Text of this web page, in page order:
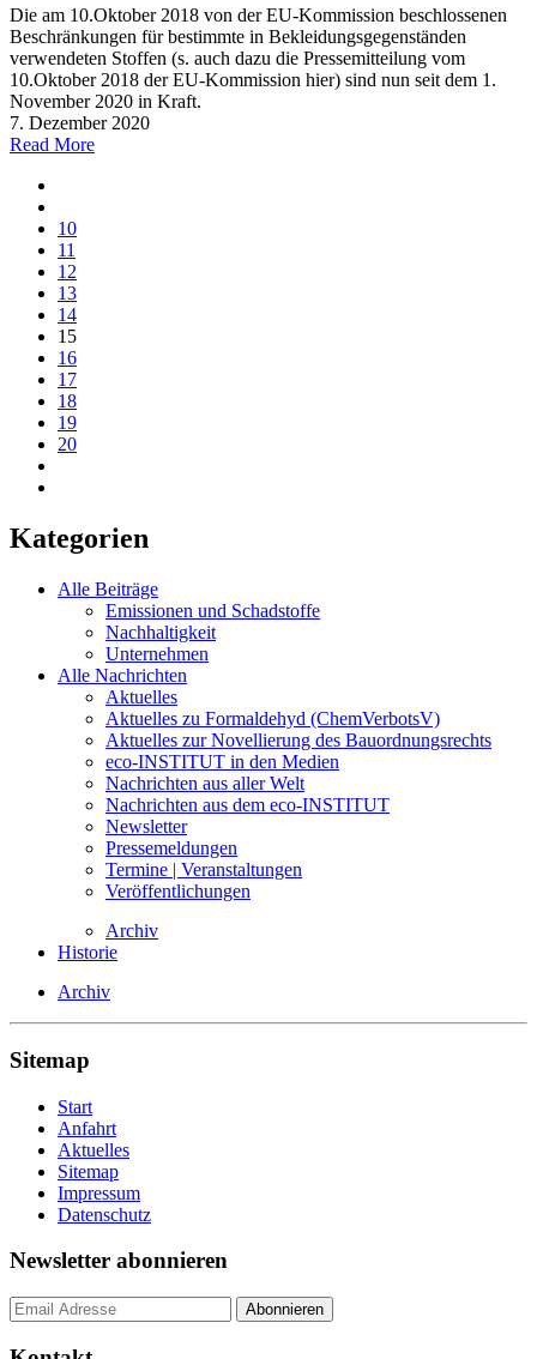
Die am 10.Oktober 2018 von der EU-Kommission beschlossenen
Beschränkungen für bestimmte in Bekleidungsgegenständen
verwendeten Stoffen (s. auch dazu die Pressemitteilung vom
10.Oktober 2018 der EU-Kommission hier) sind nun seit dem 1.
November 2020 in Kraft.
7. Dezember 2020
Read More
10
11
12
13
14
15
16
17
18
19
20
Kategorien
Alle Beiträge
Emissionen und Schadstoffe
Nachhaltigkeit
Unternehmen
Alle Nachrichten
Aktuelles
Aktuelles zu Formaldehyd (ChemVerbotsV)
Aktuelles zur Novellierung des Bauordnungsrechts
eco-INSTITUT in den Medien
Nachrichten aus aller Welt
Nachrichten aus dem eco-INSTITUT
Newsletter
Pressemeldungen
Termine | Veranstaltungen
Veröffentlichungen
Archiv
Historie
Archiv
Sitemap
Start
Anfahrt
Aktuelles
Sitemap
Impressum
Datenschutz
Newsletter abonnieren